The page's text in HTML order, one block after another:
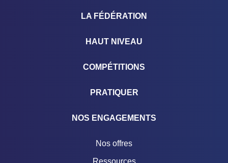
LA FÉDÉRATION
HAUT NIVEAU
COMPÉTITIONS
PRATIQUER
NOS ENGAGEMENTS
Nos offres
Ressources